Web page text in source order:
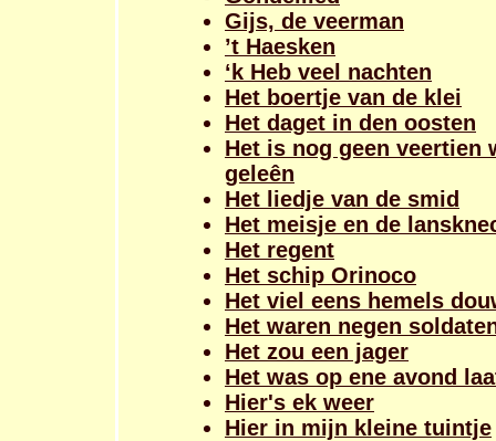
Gijs, de veerman
’t Haesken
‘k Heb veel nachten
Het boertje van de klei
Het daget in den oosten
Het is nog geen veertien
geleên
Het liedje van de smid
Het meisje en de
Het regent
Het schip Orinoco
Het viel eens hemels
Het waren negen
Het zou een jager
Het was op ene avond
Hier's ek weer
Hier in mijn kleine tuintje